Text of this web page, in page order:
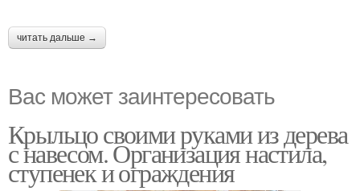
читать дальше →
Вас может заинтересовать
Крыльцо своими руками из дерева
с навесом. Организация настила,
ступенек и ограждения